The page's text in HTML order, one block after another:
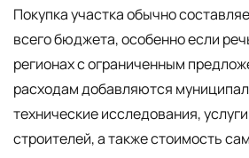
Покупка участка обычно
всего бюджета, особенно если
регионах с ограниченным
расходам добавляются
технические исследования,
строителей, а также стоимость